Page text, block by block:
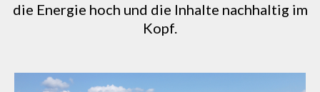
die Energie hoch und die Inhalte nachhaltig im
Kopf.